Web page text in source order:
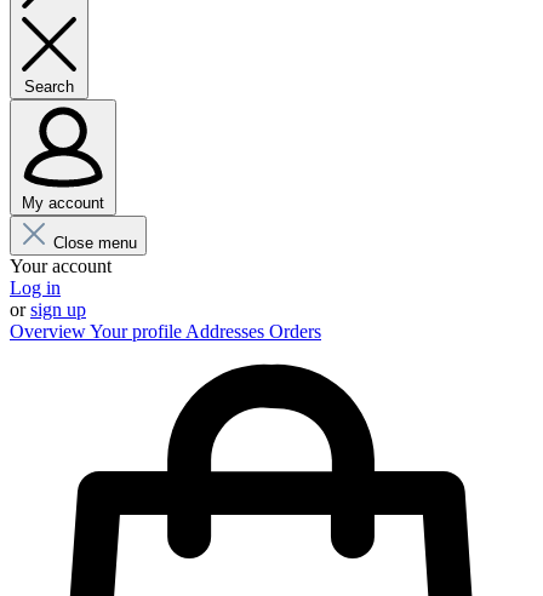
Search
My account
Close menu
Your account
Log in
orsign up
OverviewYour profile Addresses Orders